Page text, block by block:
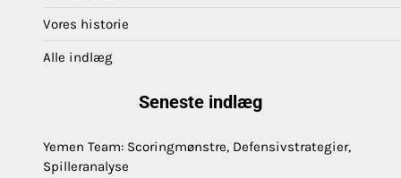
Vores historie
Alle indlæg
Seneste indlæg
Yemen Team: Scoringmønstre, Defensivstrategier,
Spilleranalyse